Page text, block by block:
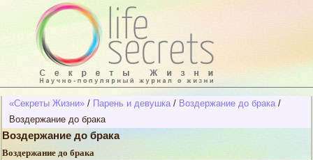
«Секреты Жизни» / Парень и девушка / Воздержание до брака /
Воздержание до брака
Воздержание до брака
Воздержание до брака